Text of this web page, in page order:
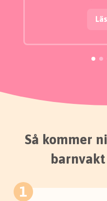
Så kommer
1